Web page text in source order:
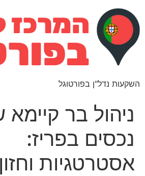
השקעות נדל"ן בפורטוגל
ניהול בר קיימא
נכסים בפריז:
אסטרטגיות